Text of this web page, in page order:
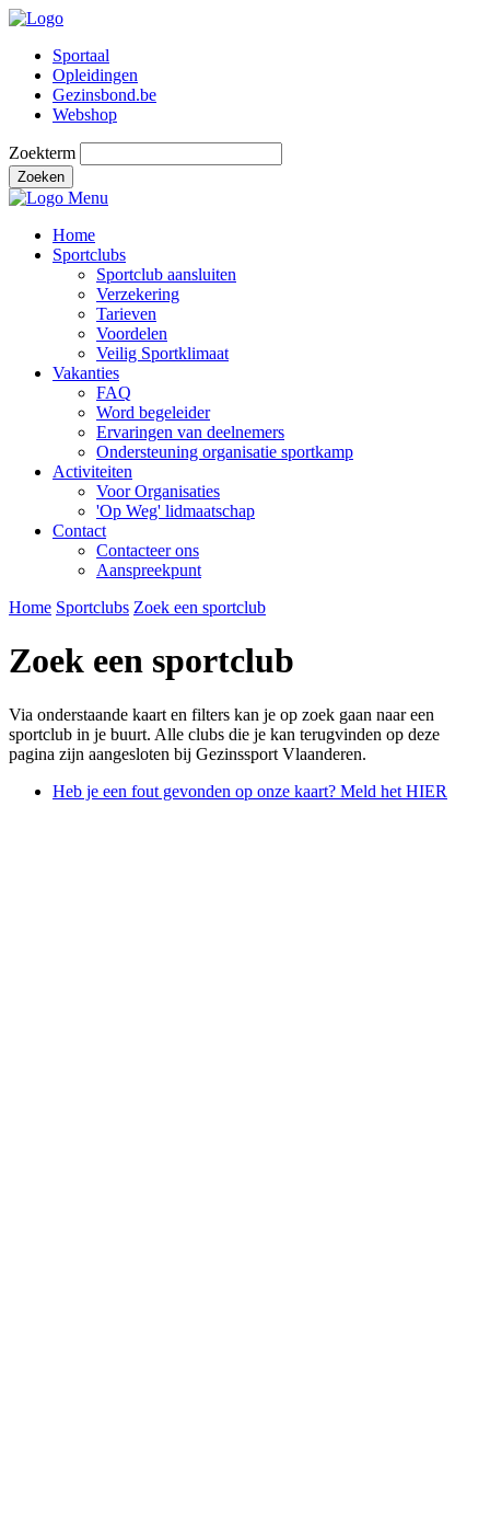
Sportaal
Opleidingen
Gezinsbond.be
Webshop
Zoekterm
Zoeken
Menu
Home
Sportclubs
Sportclub aansluiten
Verzekering
Tarieven
Voordelen
Veilig Sportklimaat
Vakanties
FAQ
Word begeleider
Ervaringen van deelnemers
Ondersteuning organisatie sportkamp
Activiteiten
Voor Organisaties
'Op Weg' lidmaatschap
Contact
Contacteer ons
Aanspreekpunt
Home Sportclubs Zoek een sportclub
Zoek een sportclub
Via onderstaande kaart en filters kan je op zoek gaan naar een
sportclub in je buurt. Alle clubs die je kan terugvinden op deze
pagina zijn aangesloten bij Gezinssport Vlaanderen.
Heb je een fout gevonden op onze kaart? Meld het HIER